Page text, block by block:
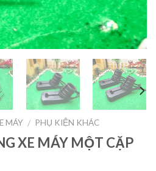
MÁY / PHỤ KIỆN KHÁC
XE MÁY MỘT CẶP